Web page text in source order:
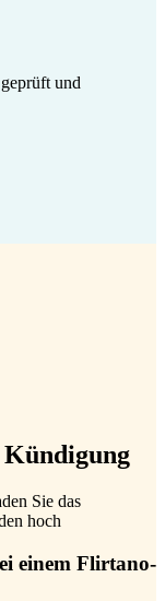
und
Sie das
hoch
einem Flirtano-